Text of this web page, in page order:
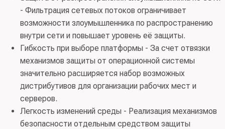
подключения съемных машинных носителей
информации четвертого класса защиты.
ИТ.СКН.П4.ПЗ), Требования к СОВ, Профили защиты
СОВ(узла четвертого класса защиты. ИТ.СОВ.У4.ПЗ),
ЗБ, РД СВТ(5)
Схема сертификации:серия, испытательная
лаборатория:АО «НПО «Эшелон», орган сертификации:
ФАУ «ГНИИИ ПТЗИ ФСТЭК России»
«Код Безопасности»
- Фильтрация сетевых потоков ограничивает
возможности злоумышленника по распространению
внутри сети и повышает уровень её защиты.
Гибкость при выборе платформы - За счет отвязки
механизмов защиты от операционной системы
значительно расширяется набор возможных
дистрибутивов для организации рабочих мест и
серверов.
Легкость изменений среды - Реализация механизмов
безопасности отдельным средством защиты